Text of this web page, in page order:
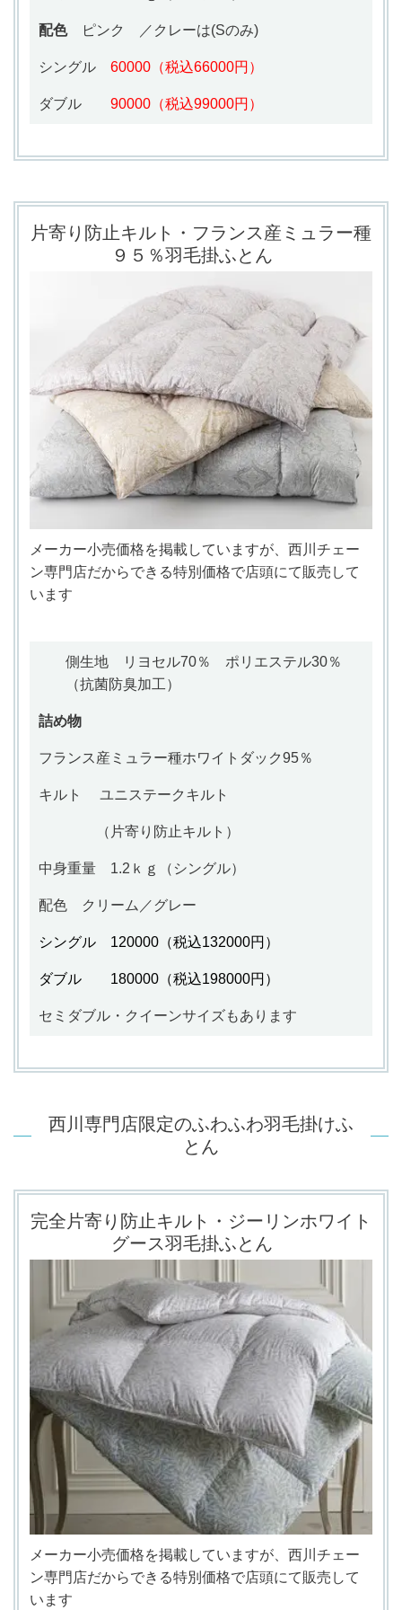
配色ピンク ／クレーは(Sのみ)
シングル 60000（税込66000円）
ダブル 90000（税込99000円）
片寄り防止キルト・フランス産ミュラー種
９５％羽毛掛ふとん
メーカー小売価格を掲載していますが、西川チェー
ン専門店だからできる特別価格で店頭にて販売して
います
側生地 リヨセル70％ ポリエステル30％
（抗菌防臭加工）
詰め物
フランス産ミュラー種ホワイトダック95％
キルト ユニステークキルト
（片寄り防止キルト）
中身重量 1.2ｋｇ（シングル）
配色 クリーム／グレー
シングル 120000（税込132000円）
ダブル 180000（税込198000円）
セミダブル・クイーンサイズもあります
西川専門店限定のふわふわ羽毛掛けふ
とん
完全片寄り防止キルト・ジーリンホワイト
グース羽毛掛ふとん
メーカー小売価格を掲載していますが、西川チェー
ン専門店だからできる特別価格で店頭にて販売して
います